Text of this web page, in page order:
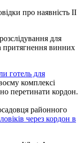
про наявність ІІ
для
притягнення винних
готель для
комплексі
перетинати кордон.
районного
через кордон в